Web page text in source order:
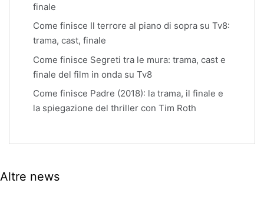
finale
Come finisce Il terrore al piano di sopra su Tv8:
trama, cast, finale
Come finisce Segreti tra le mura: trama, cast e
finale del film in onda su Tv8
Come finisce Padre (2018): la trama, il finale e
la spiegazione del thriller con Tim Roth
Altre news